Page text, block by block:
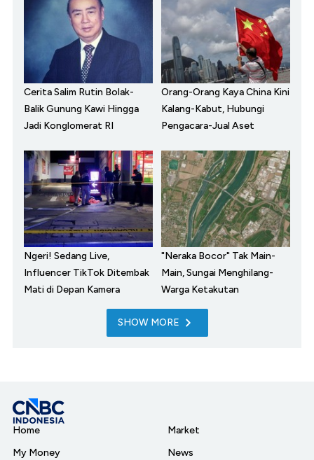
Cerita Salim Rutin Bolak-
Balik Gunung Kawi Hingga
Jadi Konglomerat RI
Orang-Orang Kaya China Kini
Kalang-Kabut, Hubungi
Pengacara-Jual Aset
Ngeri! Sedang Live,
Influencer TikTok Ditembak
Mati di Depan Kamera
"Neraka Bocor" Tak Main-
Main, Sungai Menghilang-
Warga Ketakutan
SHOW MORE
Home
My Money
Market
News